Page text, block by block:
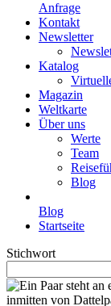
Anfrage
Kontakt
Newsletter
Katalog
Magazin
Weltkarte
Über uns
Werte
Team
Blog
Blog
Startseite
Stichwort